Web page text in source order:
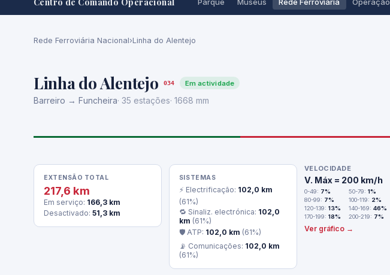
Rede Ferroviária Nacional›Linha do Alentejo
Linha do Alentejo 034 Em actividade
Barreiro → Funcheira· 35 estações· 1668 mm
EXTENSÃO TOTAL
217,6 km
Em serviço: 166,3 km
Desactivado: 51,3 km
SISTEMAS
⚡ Electrificação: 102,0 km
(61%)
🔁 Sinaliz. electrónica: 102,0
km (61%)
🛡 ATP: 102,0 km (61%)
📡 Comunicações: 102,0 km
(61%)
VELOCIDADE
V. Máx = 200 km/h
0-49: 7% 50-79: 1%
80-99: 7% 100-119: 2%
120-139: 13% 140-169: 46%
170-199: 18% 200-219: 7%
Ver gráfico →